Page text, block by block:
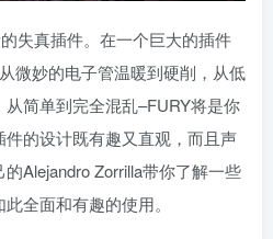
失真插件。在一个巨大的插件
微妙的电子管温暖到硬削，从低
简单到完全混乱–FURY将是你
的设计既有趣又直观，而且声
Alejandro Zorrilla带你了解一些
全面和有趣的使用。